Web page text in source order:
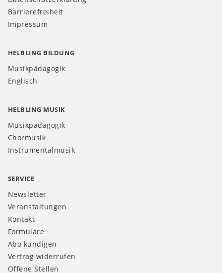
Barrierefreiheit
Impressum
HELBLING BILDUNG
Musikpädagogik
Englisch
HELBLING MUSIK
Musikpädagogik
Chormusik
Instrumentalmusik
SERVICE
Newsletter
Veranstaltungen
Kontakt
Formulare
Abo kündigen
Vertrag widerrufen
Offene Stellen